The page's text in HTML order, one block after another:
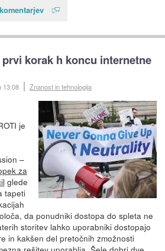
korak h koncu internetne
13:08 Znanost in tehnologija
je
–
za
glede
tapeti
da ponudniki dostopa do spleta ne
storitev lahko uporabniki dostopajo
in kakšen del pretočnih zmožnosti